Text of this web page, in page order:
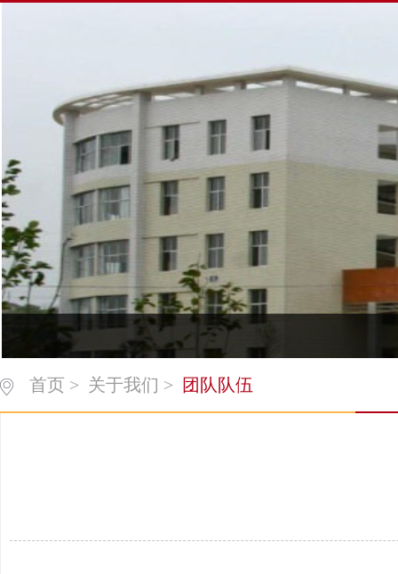
首页 > 关于我们 > 团队队伍